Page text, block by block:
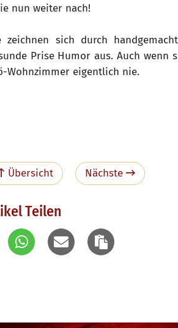
nun weiter nach!
zeichnen sich durch
Prise Humor aus. Auch wenn
Wohnzimmer eigentlich nie.
Übersicht Nächste
Teilen